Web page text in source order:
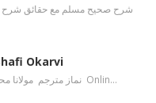
Okarvi
نماز مترجم مولانا محمد شفیع اوکاڑوی علیہ الرحمہ Onlin…